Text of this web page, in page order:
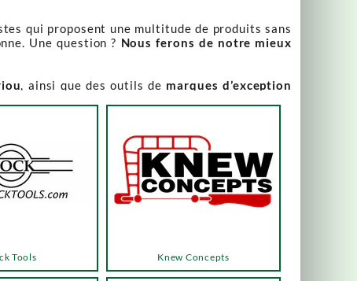
qui proposent une multitude de produits sans
Une question ? Nous ferons de notre mieux
, ainsi que des outils de marques d’exception
alors n’hésitez pas à nous contacter pour
ou les boutons dédiés, qui vous mèneront
Tools Knew Concepts